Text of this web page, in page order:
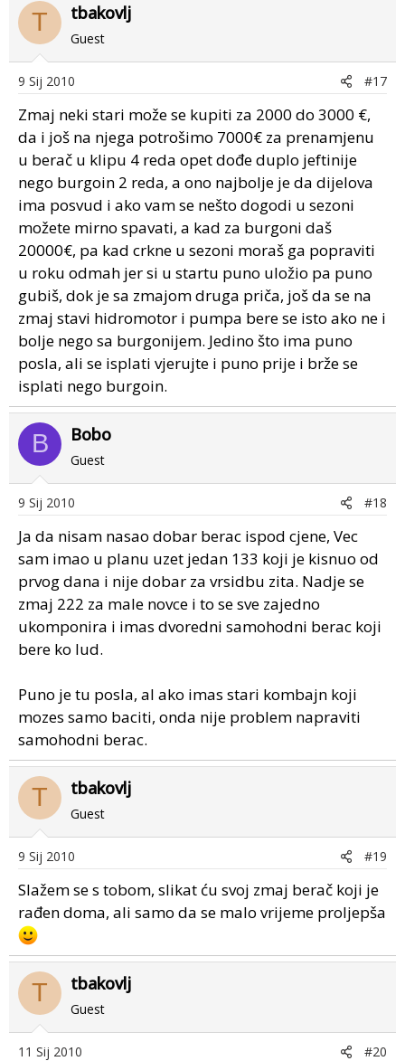
T tbakovlj
Guest
9 Sij 2010 #17
Zmaj neki stari može se kupiti za 2000 do 3000 €,
da i još na njega potrošimo 7000€ za prenamjenu
u berač u klipu 4 reda opet dođe duplo jeftinije
nego burgoin 2 reda, a ono najbolje je da dijelova
ima posvud i ako vam se nešto dogodi u sezoni
možete mirno spavati, a kad za burgoni daš
20000€, pa kad crkne u sezoni moraš ga popraviti
u roku odmah jer si u startu puno uložio pa puno
gubiš, dok je sa zmajom druga priča, još da se na
zmaj stavi hidromotor i pumpa bere se isto ako ne i
bolje nego sa burgonijem. Jedino što ima puno
posla, ali se isplati vjerujte i puno prije i brže se
isplati nego burgoin.
B Bobo
Guest
9 Sij 2010 #18
Ja da nisam nasao dobar berac ispod cjene, Vec
sam imao u planu uzet jedan 133 koji je kisnuo od
prvog dana i nije dobar za vrsidbu zita. Nadje se
zmaj 222 za male novce i to se sve zajedno
ukomponira i imas dvoredni samohodni berac koji
bere ko lud.
Puno je tu posla, al ako imas stari kombajn koji
mozes samo baciti, onda nije problem napraviti
samohodni berac.
T tbakovlj
Guest
9 Sij 2010 #19
Slažem se s tobom, slikat ću svoj zmaj berač koji je
rađen doma, ali samo da se malo vrijeme proljepša
T tbakovlj
Guest
11 Sij 2010 #20